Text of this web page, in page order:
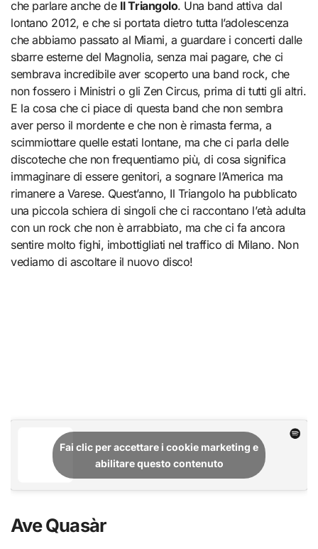
che parlare anche de Il Triangolo. Una band attiva dal
lontano 2012, e che si portata dietro tutta l’adolescenza
che abbiamo passato al Miami, a guardare i concerti dalle
sbarre esterne del Magnolia, senza mai pagare, che ci
sembrava incredibile aver scoperto una band rock, che
non fossero i Ministri o gli Zen Circus, prima di tutti gli altri.
E la cosa che ci piace di questa band che non sembra
aver perso il mordente e che non è rimasta ferma, a
scimmiottare quelle estati lontane, ma che ci parla delle
discoteche che non frequentiamo più, di cosa significa
immaginare di essere genitori, a sognare l’America ma
rimanere a Varese. Quest’anno, Il Triangolo ha pubblicato
una piccola schiera di singoli che ci raccontano l’età adulta
con un rock che non è arrabbiato, ma che ci fa ancora
sentire molto fighi, imbottigliati nel traffico di Milano. Non
vediamo di ascoltare il nuovo disco!
Fai clic per accettare i cookie marketing e
abilitare questo contenuto
Ave Quasàr